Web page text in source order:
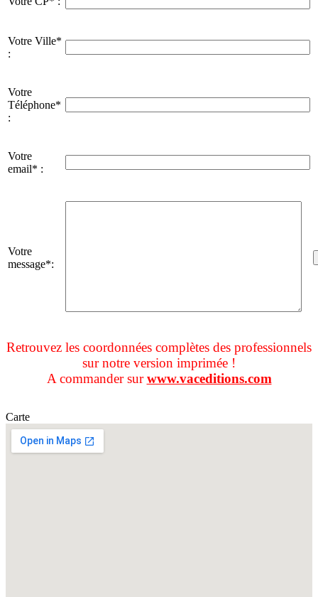
Votre Ville*
:
Votre
Téléphone*
:
Votre
email* :
Votre
message*:
Retrouvez les coordonnées complètes des professionnels
sur notre version imprimée !
A commander surwww.vaceditions.com
Carte